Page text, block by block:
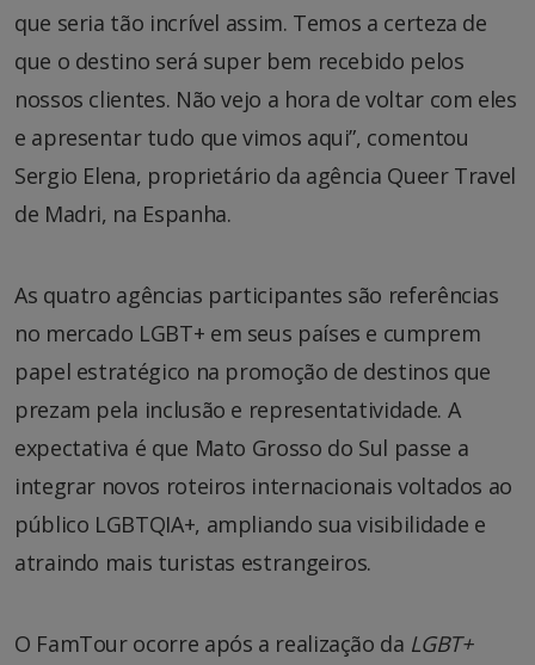
que seria tão incrível assim. Temos a certeza de
que o destino será super bem recebido pelos
nossos clientes. Não vejo a hora de voltar com eles
e apresentar tudo que vimos aqui”, comentou
Sergio Elena, proprietário da agência Queer Travel
de Madri, na Espanha.
As quatro agências participantes são referências
no mercado LGBT+ em seus países e cumprem
papel estratégico na promoção de destinos que
prezam pela inclusão e representatividade. A
expectativa é que Mato Grosso do Sul passe a
integrar novos roteiros internacionais voltados ao
público LGBTQIA+, ampliando sua visibilidade e
atraindo mais turistas estrangeiros.
O FamTour ocorre após a realização da LGBT+